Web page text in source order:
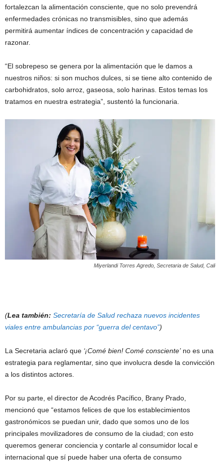
fortalezcan la alimentación consciente, que no solo prevendrá
enfermedades crónicas no transmisibles, sino que además
permitirá aumentar índices de concentración y capacidad de
razonar.
“El sobrepeso se genera por la alimentación que le damos a
nuestros niños: si son muchos dulces, si se tiene alto contenido de
carbohidratos, solo arroz, gaseosa, solo harinas. Estos temas los
tratamos en nuestra estrategia”, sustentó la funcionaria.
Miyerlandi Torres Agredo, Secretaria de Salud, Cali
(Lea también: Secretaría de Salud rechaza nuevos incidentes
viales entre ambulancias por “guerra del centavo”)
La Secretaria aclaró que ‘¡Comé bien! Comé consciente’no es una
estrategia para reglamentar, sino que involucra desde la convicción
a los distintos actores.
Por su parte, el director de Acodrés Pacífico, Brany Prado,
mencionó que “estamos felices de que los establecimientos
gastronómicos se puedan unir, dado que somos uno de los
principales movilizadores de consumo de la ciudad; con esto
queremos generar conciencia y contarle al consumidor local e
internacional que sí puede haber una oferta de consumo